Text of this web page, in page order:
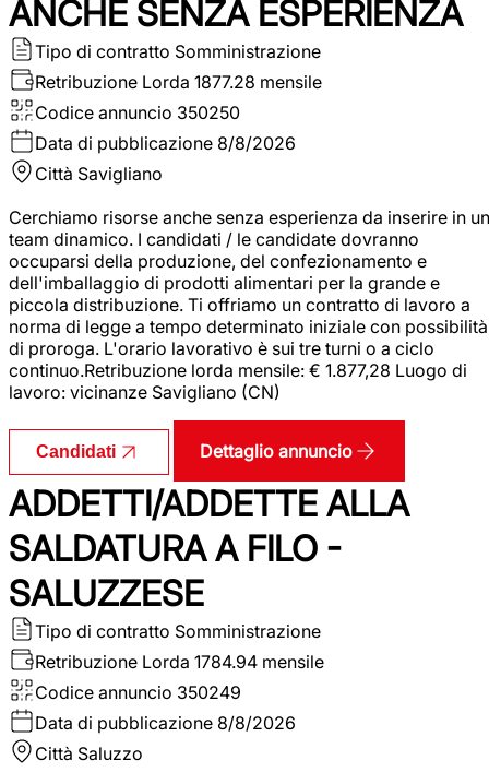
ANCHE SENZA ESPERIENZA
Tipo di contratto Somministrazione
Retribuzione Lorda 1877.28 mensile
Codice annuncio 350250
Data di pubblicazione 8/8/2026
Città Savigliano
Cerchiamo risorse anche senza esperienza da inserire in un
team dinamico. I candidati / le candidate dovranno
occuparsi della produzione, del confezionamento e
dell'imballaggio di prodotti alimentari per la grande e
piccola distribuzione. Ti offriamo un contratto di lavoro a
norma di legge a tempo determinato iniziale con possibilità
di proroga. L'orario lavorativo è sui tre turni o a ciclo
continuo.Retribuzione lorda mensile: € 1.877,28 Luogo di
lavoro: vicinanze Savigliano (CN)
Candidati Dettaglio annuncio
ADDETTI/ADDETTE ALLA
SALDATURA A FILO -
SALUZZESE
Tipo di contratto Somministrazione
Retribuzione Lorda 1784.94 mensile
Codice annuncio 350249
Data di pubblicazione 8/8/2026
Città Saluzzo